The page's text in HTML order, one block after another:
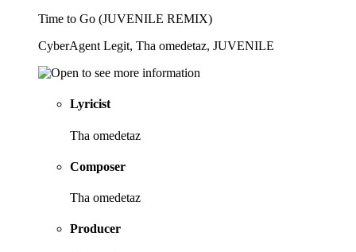
Time to Go (JUVENILE REMIX)
CyberAgent Legit, Tha omedetaz, JUVENILE
Lyricist
Tha omedetaz
Composer
Tha omedetaz
Producer